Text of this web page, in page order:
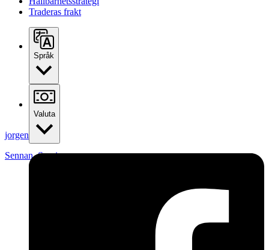
jorgen76
Sennan,Sverige
Traderas frakt
Språk
Valuta